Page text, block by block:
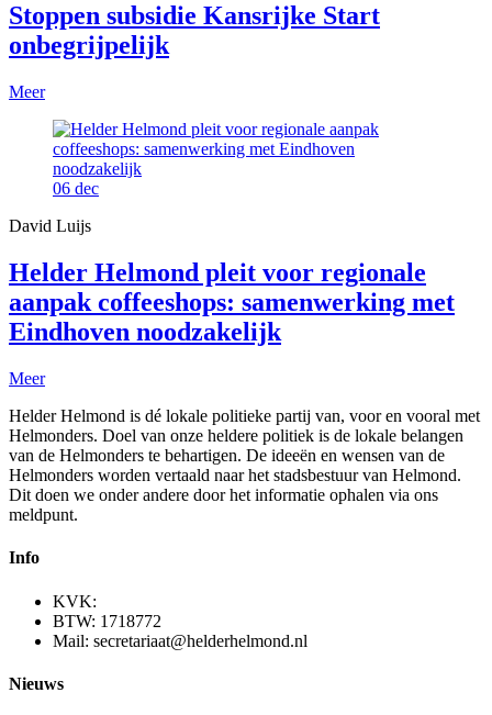
Stoppen subsidie Kansrijke Start
onbegrijpelijk
Meer
06 dec
David Luijs
Helder Helmond pleit voor regionale
aanpak coffeeshops: samenwerking met
Eindhoven noodzakelijk
Meer
Helder Helmond is dé lokale politieke partij van, voor en vooral met
Helmonders. Doel van onze heldere politiek is de lokale belangen
van de Helmonders te behartigen. De ideeën en wensen van de
Helmonders worden vertaald naar het stadsbestuur van Helmond.
Dit doen we onder andere door het informatie ophalen via ons
meldpunt.
Info
KVK:
BTW: 1718772
Mail: secretariaat@helderhelmond.nl
Nieuws